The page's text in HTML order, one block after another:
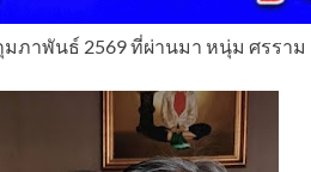
มภาพันธ์ 2569 ที่ผ่านมา หนุ่ม ศรร